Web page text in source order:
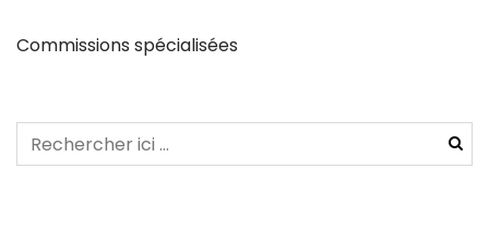
Commissions spécialisées